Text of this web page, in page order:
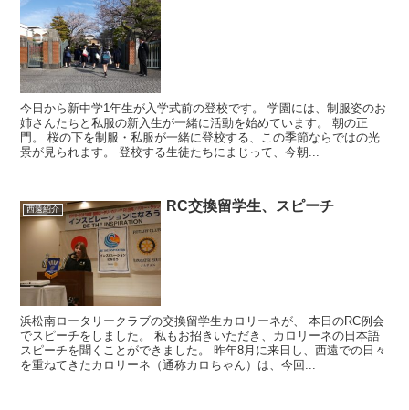
今日から新中学1年生が入学式前の登校です。 学園には、制服姿のお
姉さんたちと私服の新入生が一緒に活動を始めています。 朝の正
門。 桜の下を制服・私服が一緒に登校する、この季節ならではの光
景が見られます。 登校する生徒たちにまじって、今朝...
西遠紹介 RC交換留学生、スピーチ
浜松南ロータリークラブの交換留学生カロリーネが、 本日のRC例会
でスピーチをしました。 私もお招きいただき、カロリーネの日本語
スピーチを聞くことができました。 昨年8月に来日し、西遠での日々
を重ねてきたカロリーネ（通称カロちゃん）は、今回...